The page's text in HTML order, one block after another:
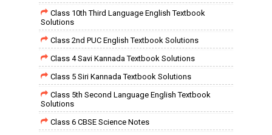
Class 10th Third Language English Textbook
Solutions
Class 2nd PUC English Textbook Solutions
Class 4 Savi Kannada Textbook Solutions
Class 5 Siri Kannada Textbook Solutions
Class 5th Second Language English Textbook
Solutions
Class 6 CBSE Science Notes